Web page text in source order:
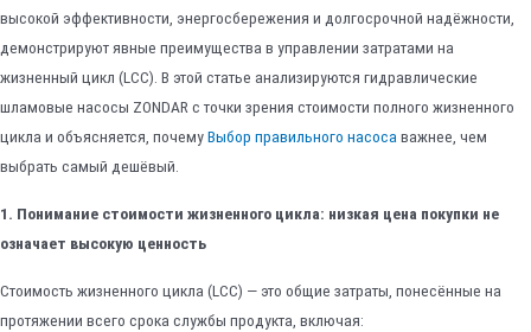
высокой эффективности, энергосбережения и долгосрочной надёжности,
демонстрируют явные преимущества в управлении затратами на
жизненный цикл (LCC). В этой статье анализируются гидравлические
шламовые насосы ZONDAR с точки зрения стоимости полного жизненного
цикла и объясняется, почемуВыбор правильного насосаважнее, чем
выбрать самый дешёвый.
1. Понимание стоимости жизненного цикла: низкая цена покупки не
означает высокую ценность
Стоимость жизненного цикла (LCC) — это общие затраты, понесённые на
протяжении всего срока службы продукта, включая: